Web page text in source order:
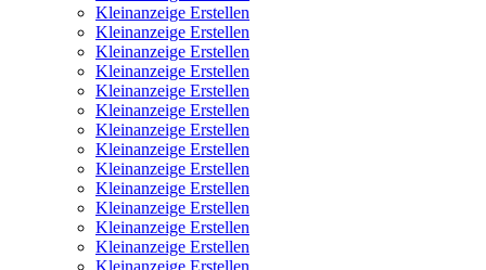
Kleinanzeige Erstellen
Kleinanzeige Erstellen
Kleinanzeige Erstellen
Kleinanzeige Erstellen
Kleinanzeige Erstellen
Kleinanzeige Erstellen
Kleinanzeige Erstellen
Kleinanzeige Erstellen
Kleinanzeige Erstellen
Kleinanzeige Erstellen
Kleinanzeige Erstellen
Kleinanzeige Erstellen
Kleinanzeige Erstellen
Kleinanzeige Erstellen